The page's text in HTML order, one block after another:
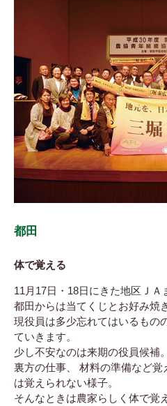
都田
体で覚える
11月17日・18日にきた地区ＪＡ
都田からは当てくじとお好み焼
現役員は多少忘れてはいるもの
ていきます。
少し不安なのは来期の役員候補。
裏方の仕事、 材料の準備など
は覚えられない様子。
そんなときは農家らしく体で覚